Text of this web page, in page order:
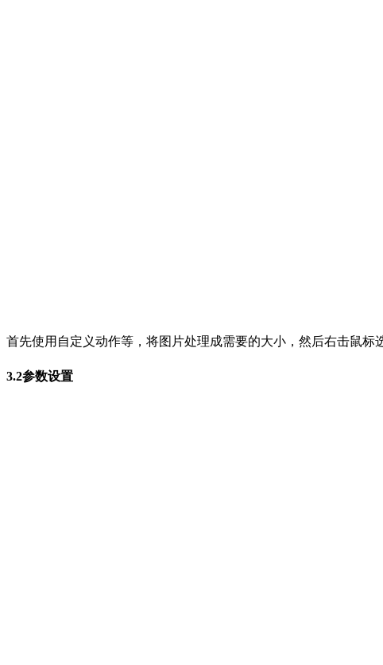
首先使用自定义动作等，将图片处理成需要的大小，然后右击鼠标
3.2参数设置